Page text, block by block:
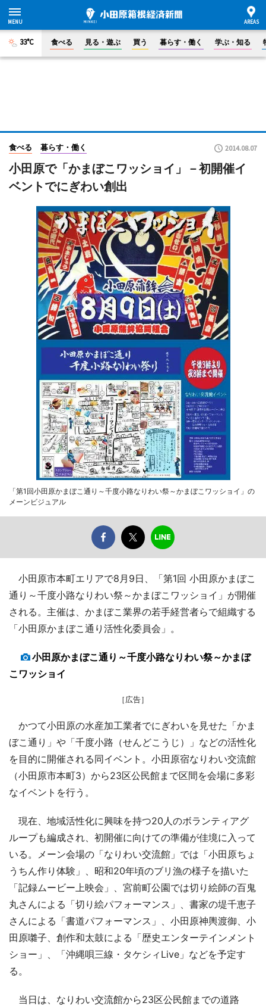
33°C 食べる 見る・遊ぶ 買う 暮らす・働く 学ぶ・知る
食べる 暮らす・働く 2014.08.07
小田原で「かまぼこワッショイ」－初開催イ
ベントでにぎわい創出
「第1回小田原かまぼこ通り～千度小路なりわい祭～かまぼこワッショイ」の
メーンビジュアル
小田原市本町エリアで8月9日、「第1回 小田原かまぼこ
通り～千度小路なりわい祭～かまぼこワッショイ」が開催
される。主催は、かまぼこ業界の若手経営者らで組織する
「小田原かまぼこ通り活性化委員会」。
小田原かまぼこ通り～千度小路なりわい祭～かまぼ
こワッショイ
［広告］
かつて小田原の水産加工業者でにぎわいを見せた「かま
ぼこ通り」や「千度小路（せんどこうじ）」などの活性化
を目的に開催される同イベント。小田原宿なりわい交流館
（小田原市本町3）から23区公民館まで区間を会場に多彩
なイベントを行う。
現在、地域活性化に興味を持つ20人のボランティアグ
ループも編成され、初開催に向けての準備が佳境に入って
いる。メーン会場の「なりわい交流館」では「小田原ちょ
うちん作り体験」、昭和20年頃のブリ漁の様子を描いた
「記録ムービー上映会」、宮前町公園では切り絵師の百鬼
丸さんによる「切り絵パフォーマンス」、書家の堤千恵子
さんによる「書道パフォーマンス」、小田原神輿渡御、小
田原囃子、創作和太鼓による「歴史エンターテインメント
ショー」、「沖縄唄三線・タケシィLive」などを予定す
る。
当日は、なりわい交流館から23区公民館までの道路